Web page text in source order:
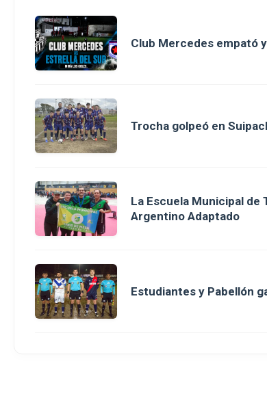
Club Mercedes empató
Trocha golpeó en
La Escuela Municipal de
Argentino Adaptado
Estudiantes y Pabellón